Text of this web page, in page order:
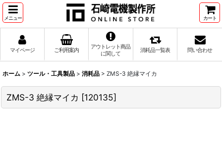
メニュー カート
マイページ ご利用案内
アウトレット商品
に関して
消耗品一覧表 問い合わせ
ホーム > ツール・工具製品 > 消耗品 > ZMS-3 絶縁マイカ
ZMS-3 絶縁マイカ [120135]